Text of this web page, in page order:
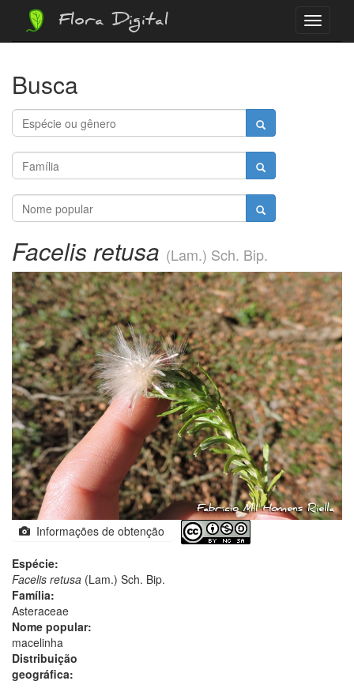
Menu
Flora Digital
Busca
Facelis retusa (Lam.) Sch. Bip.
Informações de obtenção
Espécie:
Facelis retusa (Lam.) Sch. Bip.
Família:
Asteraceae
Nome popular:
macelinha
Distribuição
geográfica: